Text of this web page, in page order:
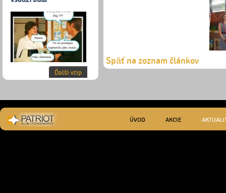
Ďalši vtip
Späť na zoznam článkov
ÚVOD AKCIE